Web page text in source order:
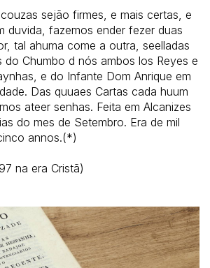
sejão firmes, e mais certas, e
duvida, fazemos ender fezer duas
tal ahuma come a outra, seelladas
do Chumbo d nós ambos los Reyes e
e do Infante Dom Anrique em
Das quuaes Cartas cada huum
ateer senhas. Feita em Alcanizes
do mes de Setembro. Era de mil
annos.(*)
na era Cristã)